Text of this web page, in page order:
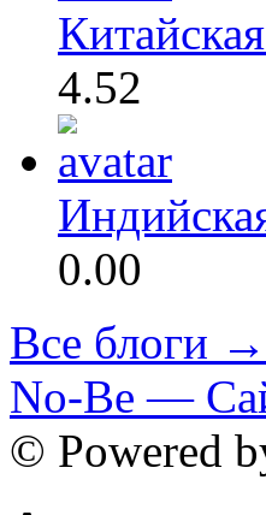
4.52
0.00
Все блоги →
No-Be —
© Powered